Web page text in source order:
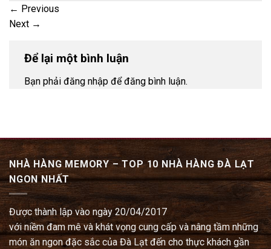
← Previous
Next →
Để lại một bình luận
Bạn phải đăng nhập để đăng bình luận.
NHÀ HÀNG MEMORY – TOP 10 NHÀ HÀNG ĐÀ LẠT
NGON NHẤT
Được thành lập vào ngày 20/04/2017
với niềm đam mê và khát vọng cung cấp và nâng tầm những
món ăn ngon đặc sắc của Đà Lạt đến cho thực khách gần